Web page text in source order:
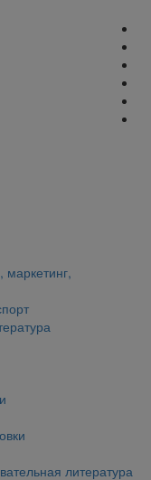
маркетинг,
литература